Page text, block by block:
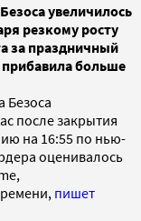
увеличилось
резкому росту
за праздничный
больше
Безоса
после закрытия
на 16:55 по нью-
оценивалось
пишет